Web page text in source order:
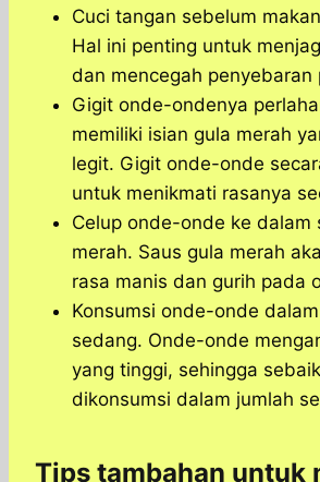
Cuci tangan sebelum
Hal ini penting untuk
dan mencegah penyebaran
Gigit onde-ondenya
memiliki isian gula merah
legit. Gigit onde-onde
untuk menikmati rasanya
Celup onde-onde ke dalam
merah. Saus gula merah
rasa manis dan gurih pada
Konsumsi onde-onde
sedang. Onde-onde
yang tinggi, sehingga
dikonsumsi dalam jumlah
Tips tambahan untuk